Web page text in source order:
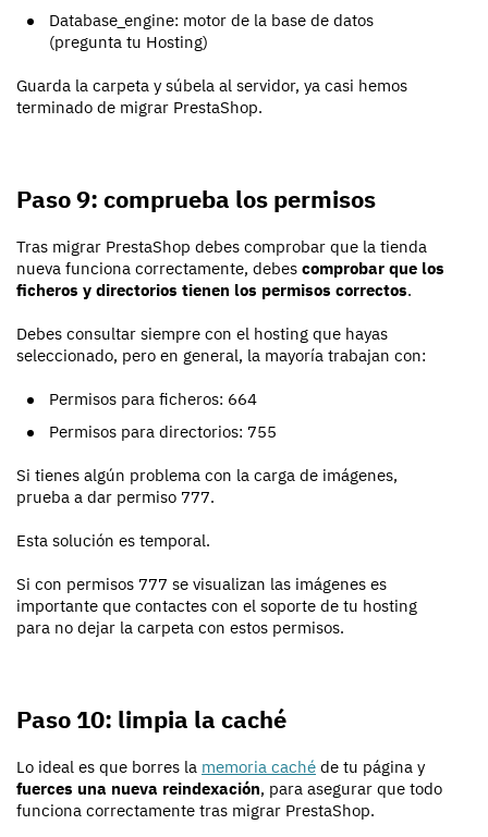
Database_engine: motor de la base de datos
(pregunta tu Hosting)
Guarda la carpeta y súbela al servidor, ya casi hemos
terminado de migrar PrestaShop.
Paso 9: comprueba los permisos
Tras migrar PrestaShop debes comprobar que la tienda
nueva funciona correctamente, debes comprobar que los
ficheros y directorios tienen los permisos correctos.
Debes consultar siempre con el hosting que hayas
seleccionado, pero en general, la mayoría trabajan con:
Permisos para ficheros: 664
Permisos para directorios: 755
Si tienes algún problema con la carga de imágenes,
prueba a dar permiso 777.
Esta solución es temporal.
Si con permisos 777 se visualizan las imágenes es
importante que contactes con el soporte de tu hosting
para no dejar la carpeta con estos permisos.
Paso 10: limpia la caché
Lo ideal es que borres la memoria caché de tu página y
fuerces una nueva reindexación, para asegurar que todo
funciona correctamente tras migrar PrestaShop.